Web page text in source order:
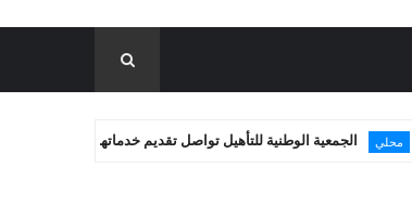
الوطنية للتأهيل تواصل تقديم خدماتها العلاجية في غزة